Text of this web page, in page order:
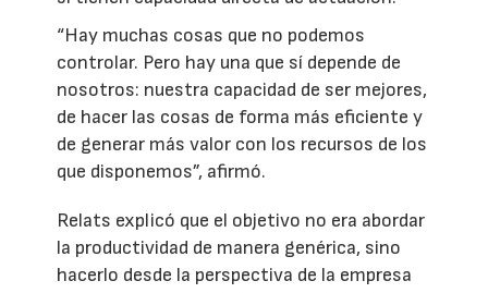
“Hay muchas cosas que no podemos
controlar. Pero hay una que sí depende de
nosotros: nuestra capacidad de ser mejores,
de hacer las cosas de forma más eficiente y
de generar más valor con los recursos de los
que disponemos”, afirmó.
Relats explicó que el objetivo no era abordar
la productividad de manera genérica, sino
hacerlo desde la perspectiva de la empresa